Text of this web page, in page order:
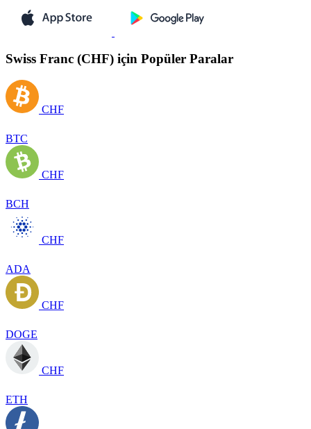
Swiss Franc (CHF) için Popüler Paralar
CHF
BTC
CHF
BCH
CHF
ADA
CHF
DOGE
CHF
ETH